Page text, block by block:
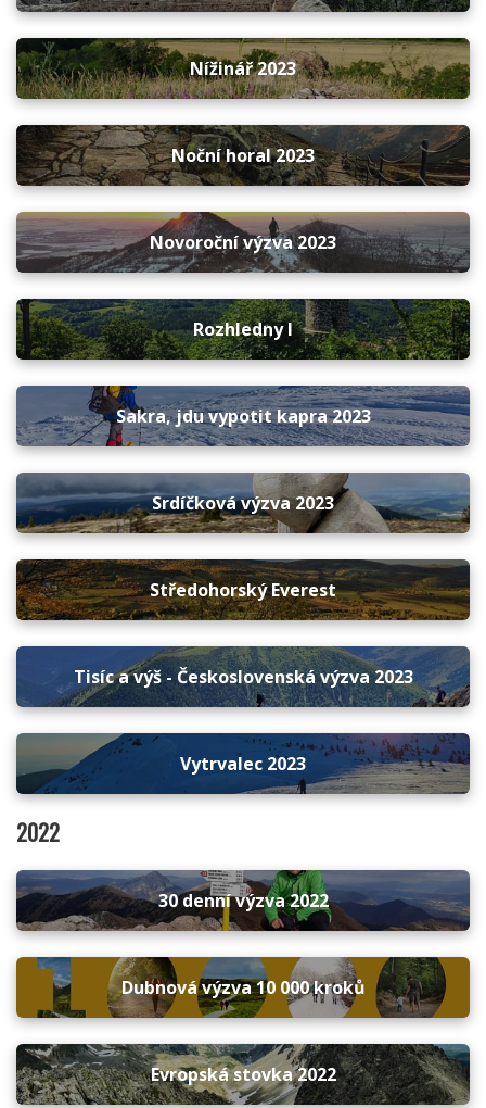
Nížinář 2023
Noční horal 2023
Novoroční výzva 2023
Rozhledny I
Sakra, jdu vypotit kapra 2023
Srdíčková výzva 2023
Středohorský Everest
Tisíc a výš - Československá výzva 2023
Vytrvalec 2023
2022
30 denní výzva 2022
Dubnová výzva 10 000 kroků
Evropská stovka 2022